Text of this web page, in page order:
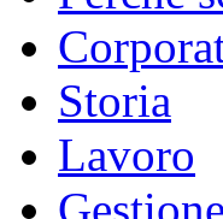
Storia
Lavoro